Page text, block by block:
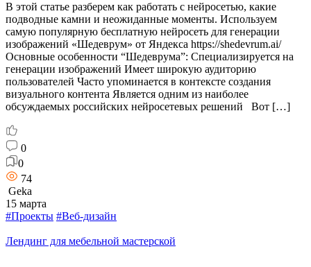
В этой статье разберем как работать с нейросетью, какие
подводные камни и неожиданные моменты. Используем
самую популярную бесплатную нейросеть для генерации
изображений «Шедеврум» от Яндекса https://shedevrum.ai/
Основные особенности “Шедеврума”: Специализируется на
генерации изображений Имеет широкую аудиторию
пользователей Часто упоминается в контексте создания
визуального контента Является одним из наиболее
обсуждаемых российских нейросетевых решений Вот […]
0
0
74
Geka
15 марта
#Проекты #Веб-дизайн
Лендинг для мебельной мастерской